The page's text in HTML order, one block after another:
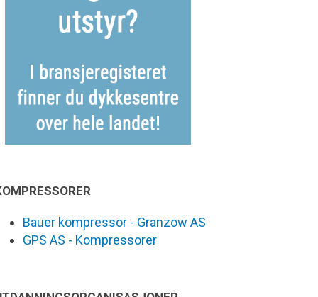
Bauer kompressor - Granzow AS
GPS AS - Kompressorer